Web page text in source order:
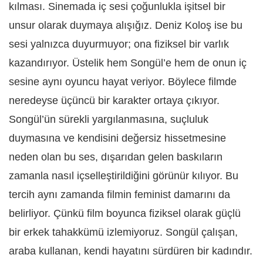
kılması. Sinemada iç sesi çoğunlukla işitsel bir
unsur olarak duymaya alışığız. Deniz Koloş ise bu
sesi yalnızca duyurmuyor; ona fiziksel bir varlık
kazandırıyor. Üstelik hem Songül’e hem de onun iç
sesine aynı oyuncu hayat veriyor. Böylece filmde
neredeyse üçüncü bir karakter ortaya çıkıyor.
Songül’ün sürekli yargılanmasına, suçluluk
duymasına ve kendisini değersiz hissetmesine
neden olan bu ses, dışarıdan gelen baskıların
zamanla nasıl içselleştirildiğini görünür kılıyor. Bu
tercih aynı zamanda filmin feminist damarını da
belirliyor. Çünkü film boyunca fiziksel olarak güçlü
bir erkek tahakkümü izlemiyoruz. Songül çalışan,
araba kullanan, kendi hayatını sürdüren bir kadındır.